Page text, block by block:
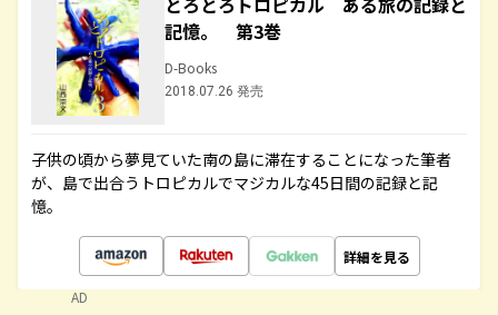
記憶。 第3巻
D-Books
2018.07.26 発売
子供の頃から夢見ていた南の島に滞在することになった筆者
が、島で出合うトロピカルでマジカルな45日間の記録と記
憶。
詳細を見る
AD